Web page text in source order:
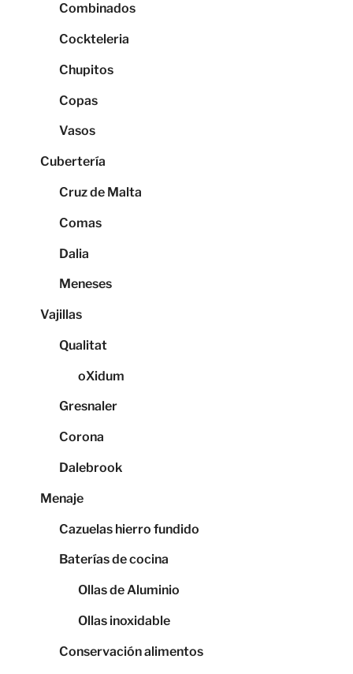
Combinados
Cockteleria
Chupitos
Copas
Vasos
Cubertería
Cruz de Malta
Comas
Dalia
Meneses
Vajillas
Qualitat
oXidum
Gresnaler
Corona
Dalebrook
Menaje
Cazuelas hierro fundido
Baterías de cocina
Ollas de Aluminio
Ollas inoxidable
Conservación alimentos